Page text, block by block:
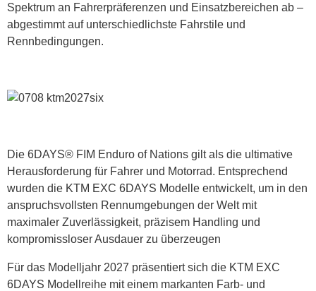
Spektrum an Fahrerpräferenzen und Einsatzbereichen ab –
abgestimmt auf unterschiedlichste Fahrstile und
Rennbedingungen.
Die 6DAYS® FIM Enduro of Nations gilt als die ultimative
Herausforderung für Fahrer und Motorrad. Entsprechend
wurden die KTM EXC 6DAYS Modelle entwickelt, um in den
anspruchsvollsten Rennumgebungen der Welt mit
maximaler Zuverlässigkeit, präzisem Handling und
kompromissloser Ausdauer zu überzeugen
Für das Modelljahr 2027 präsentiert sich die KTM EXC
6DAYS Modellreihe mit einem markanten Farb- und